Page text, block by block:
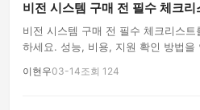
비전 시스템 구매 전 필수 체크리
비전 시스템 구매 전 필수 체크리스
하세요. 성능, 비용, 지원 확인 방법을
이현우03-14조회 124